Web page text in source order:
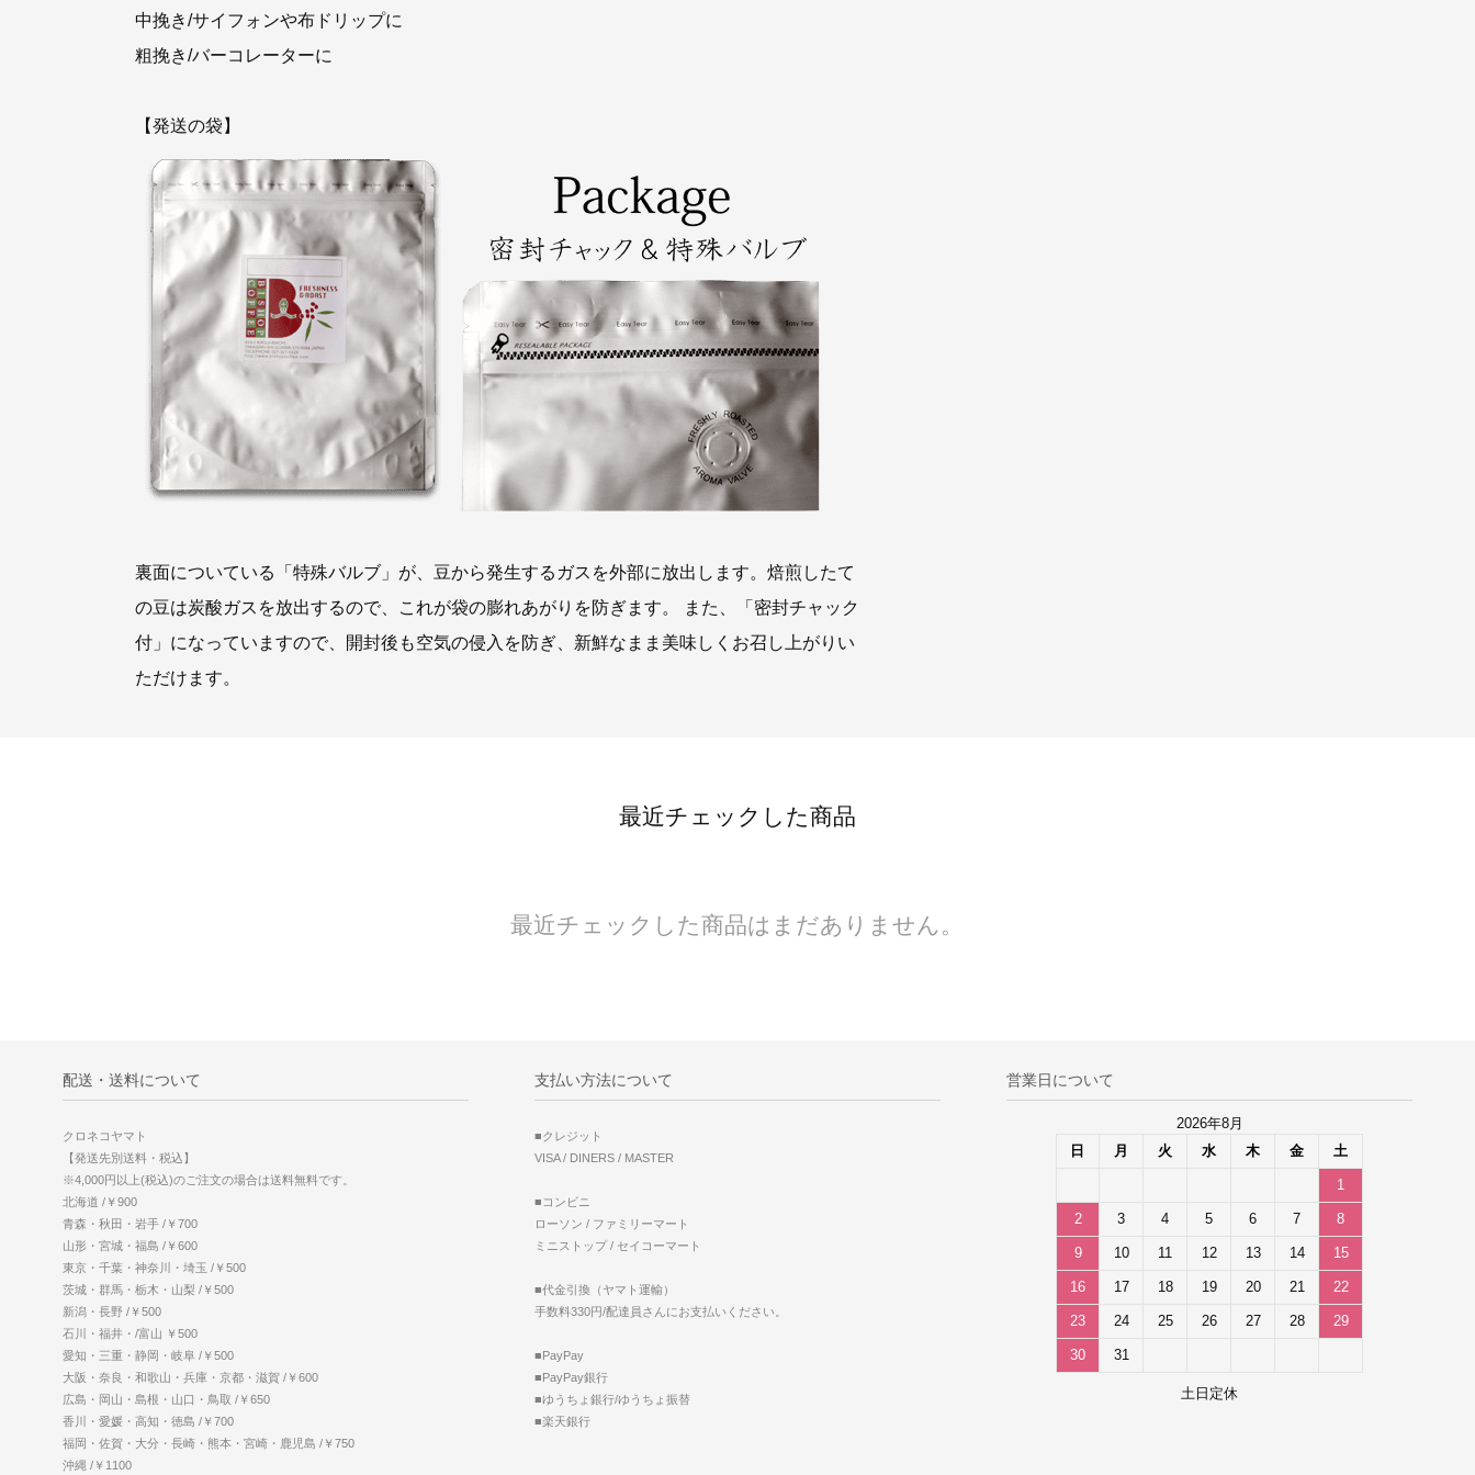
中挽き/サイフォンや布ドリップに
粗挽き/バーコレーターに
【発送の袋】
裏面についている「特殊バルブ」が、豆から発生するガスを外部に放出します。焙煎したて
の豆は炭酸ガスを放出するので、これが袋の膨れあがりを防ぎます。 また、「密封チャック
付」になっていますので、開封後も空気の侵入を防ぎ、新鮮なまま美味しくお召し上がりい
ただけます。
最近チェックした商品
最近チェックした商品はまだありません。
配送・送料について
クロネコヤマト
【発送先別送料・税込】
※4,000円以上(税込)のご注文の場合は送料無料です。
北海道 /￥900
青森・秋田・岩手 /￥700
山形・宮城・福島 /￥600
東京・千葉・神奈川・埼玉 /￥500
茨城・群馬・栃木・山梨 /￥500
新潟・長野 /￥500
石川・福井・/富山 ￥500
愛知・三重・静岡・岐阜 /￥500
大阪・奈良・和歌山・兵庫・京都・滋賀 /￥600
広島・岡山・島根・山口・鳥取 /￥650
香川・愛媛・高知・徳島 /￥700
福岡・佐賀・大分・長崎・熊本・宮崎・鹿児島 /￥750
沖縄 /￥1100
支払い方法について
■クレジット
VISA / DINERS / MASTER
■コンビニ
ローソン / ファミリーマート
ミニストップ / セイコーマート
■代金引換（ヤマト運輸）
手数料330円/配達員さんにお支払いください。
■PayPay
■PayPay銀行
■ゆうちょ銀行/ゆうちょ振替
■楽天銀行
営業日について
2026年8月
日
月 火 水 木 金 土
1
2 3 4 5 6 7 8
9 10 11 12 13 14 15
16 17 18 19 20 21 22
23 24 25 26 27 28 29
30 31
土日定休